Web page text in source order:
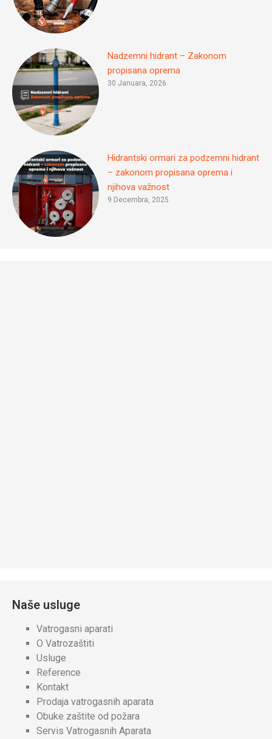
Nadzemni hidrant – Zakonom
propisana oprema
30 Januara, 2026
Hidrantski ormari za podzemni hidrant
– zakonom propisana oprema i
njihova važnost
9 Decembra, 2025
Naše usluge
Vatrogasni aparati
O Vatrozaštiti
Usluge
Reference
Kontakt
Prodaja vatrogasnih aparata
Obuke zaštite od požara
Servis Vatrogasnih Aparata